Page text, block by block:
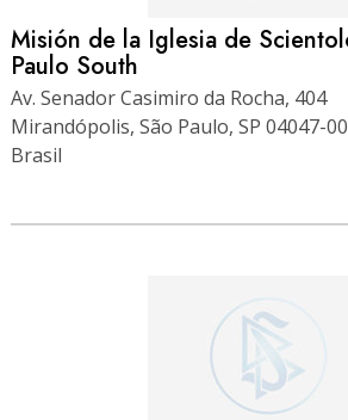
Misión de la Iglesia de
Paulo South
Av. Senador Casimiro da Rocha, 404
Mirandópolis, São Paulo, SP 04047-
Brasil